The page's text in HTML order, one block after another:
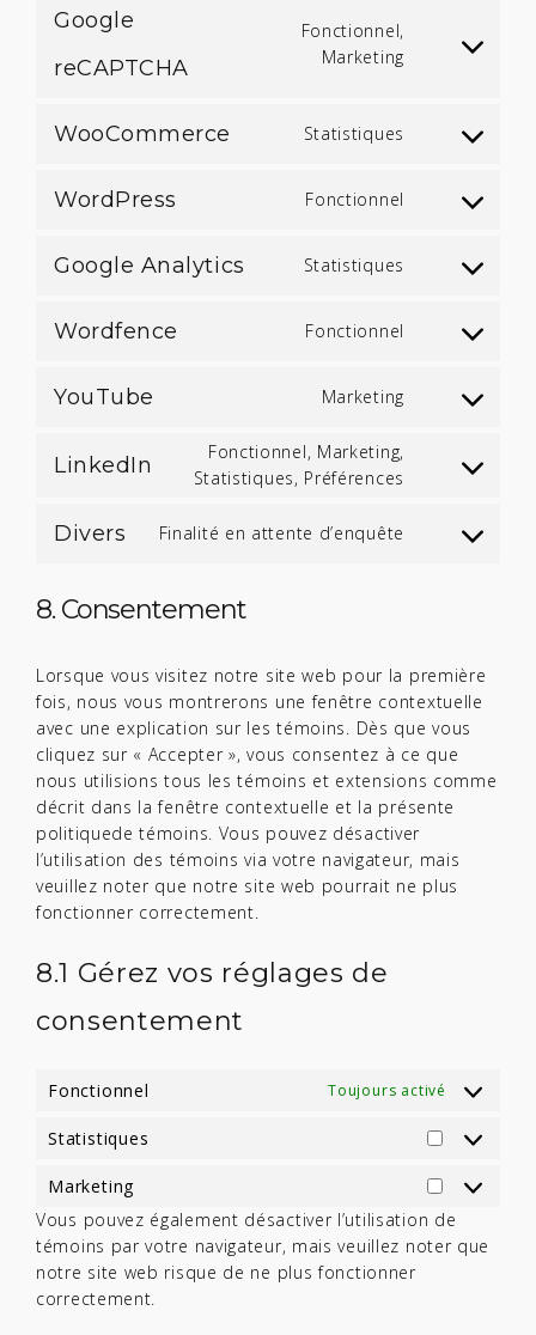
Google
reCAPTCHA
Fonctionnel,
Marketing
CONSENT
WooCommerce Statistiques
CONSENT
WordPress Fonctionnel
CONSENT
Google Analytics Statistiques
CONSENT
Wordfence Fonctionnel
CONSENT
YouTube Marketing
CONSENT
LinkedIn
Fonctionnel, Marketing,
Statistiques, Préférences
CONSENT
Divers Finalité en attente d’enquête
CONSENT
8. Consentement
Lorsque vous visitez notre site web pour la première
fois, nous vous montrerons une fenêtre contextuelle
avec une explication sur les témoins. Dès que vous
cliquez sur « Accepter », vous consentez à ce que
nous utilisions tous les témoins et extensions comme
décrit dans la fenêtre contextuelle et la présente
politiquede témoins. Vous pouvez désactiver
l’utilisation des témoins via votre navigateur, mais
veuillez noter que notre site web pourrait ne plus
fonctionner correctement.
8.1 Gérez vos réglages de
consentement
Fonctionnel Toujours activé
Statistiques
Marketing
Vous pouvez également désactiver l’utilisation de
témoins par votre navigateur, mais veuillez noter que
notre site web risque de ne plus fonctionner
correctement.